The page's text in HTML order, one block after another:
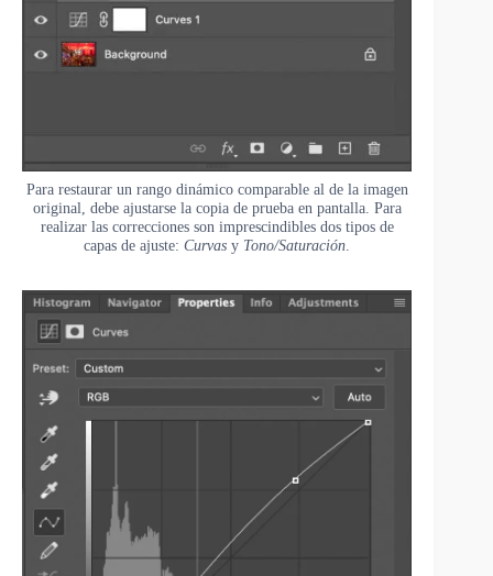
Para restaurar un rango dinámico comparable al de la imagen
original, debe ajustarse la copia de prueba en pantalla. Para
realizar las correcciones son imprescindibles dos tipos de
capas de ajuste:Curvas y Tono/Saturación